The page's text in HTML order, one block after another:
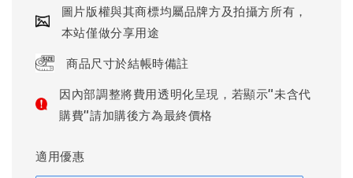
圖片版權與其商標均屬品牌方及拍攝方所有，
本站僅做分享用途
商品尺寸於結帳時備註
因內部調整將費用透明化呈現，若顯示"未含代
購費"請加購後方為最終價格
適用優惠